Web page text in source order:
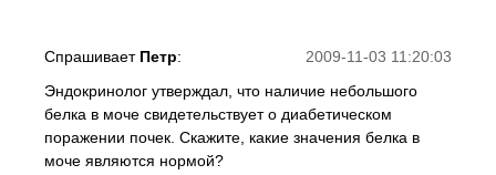
2009-11-03 11:20:03
Спрашивает Петр:
Эндокринолог утверждал, что наличие небольшого
белка в моче свидетельствует о диабетическом
поражении почек. Скажите, какие значения белка в
моче являются нормой?